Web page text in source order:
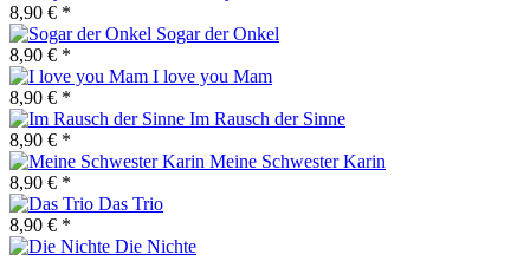
8,90 € *
Sogar der Onkel
8,90 € *
I love you Mam
8,90 € *
Im Rausch der Sinne
8,90 € *
Meine Schwester Karin
8,90 € *
Das Trio
8,90 € *
Die Nichte